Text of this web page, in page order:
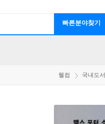
빠른분야찾기
웰컴 국내도서